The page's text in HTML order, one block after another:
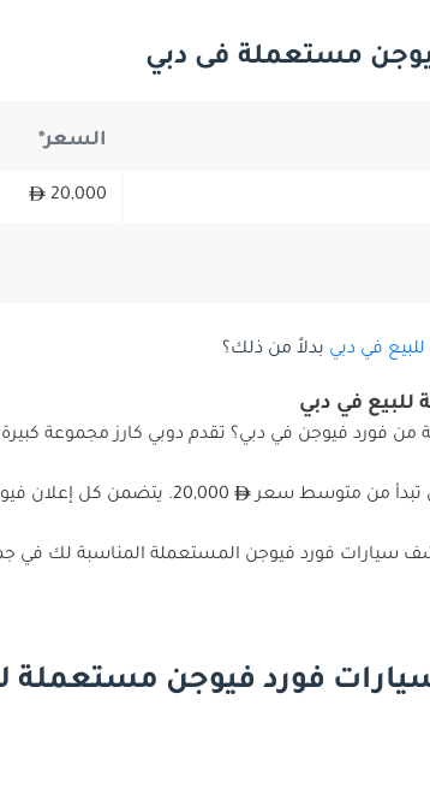
مستعملة فى دبي
السعر*
20,000
في دبي بدلاً من ذلك؟
في دبي
فورد فيوجن في دبي؟ تقدم دوبي كارز مجموعة
20,000. يتضمن كل
سيارات فورد فيوجن المستعملة المناسبة لك في
فورد فيوجن مستعملة